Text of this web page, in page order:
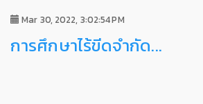
Mar 30, 2022, 3:02:54 PM
การศึกษาไร้ขีดจำกัด...